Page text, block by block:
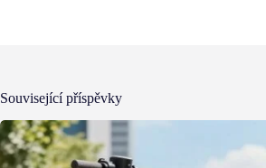
Související příspěvky